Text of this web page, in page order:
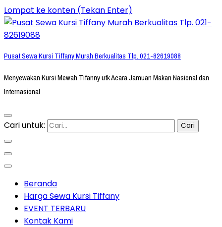
Lompat ke konten (Tekan Enter)
Pusat Sewa Kursi Tiffany Murah Berkualitas Tlp. 021-82619088
Menyewakan Kursi Mewah Tifanny utk Acara Jamuan Makan Nasional dan
Internasional
Cari untuk:
Beranda
Harga Sewa Kursi Tiffany
EVENT TERBARU
Kontak Kami